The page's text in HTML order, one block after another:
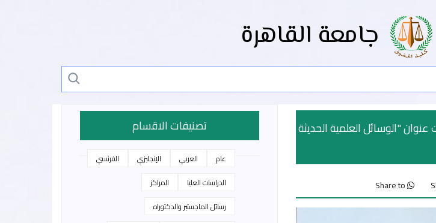
جامعة القاهرة
"الوسائل العلمية الحديثة
تصنيفات الاقسام
عام العربي الإنجليزي
الفرنسي
الدراسات العليا
المراكز
رسائل الماجستير والدكتوراه